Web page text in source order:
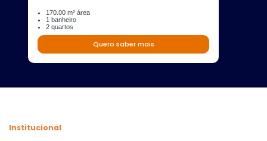
170.00 m² área
1 banheiro
2 quartos
Quero saber mais
Institucional